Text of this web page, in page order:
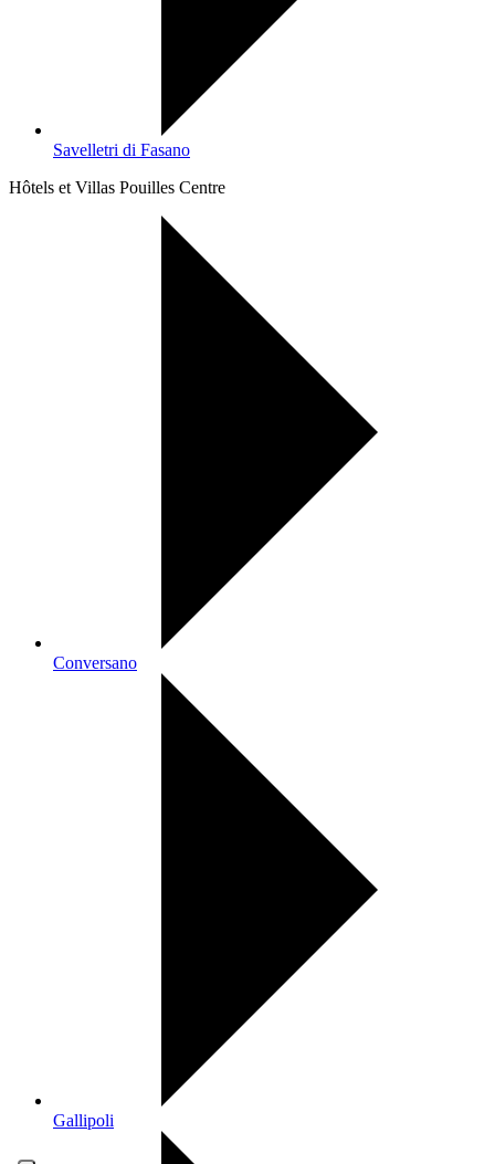
Savelletri di Fasano
Hôtels et Villas Pouilles Centre
Conversano
Gallipoli